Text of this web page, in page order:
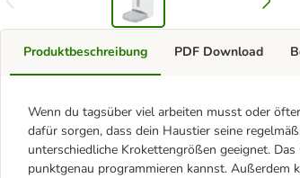
Produktbeschreibung
Wenn du tagsüber viel arbeiten musst oder
dafür sorgen, dass dein Haustier seine
unterschiedliche Krokettengrößen geeignet.
punktgenau programmieren kannst. Außerdem
PDF Download